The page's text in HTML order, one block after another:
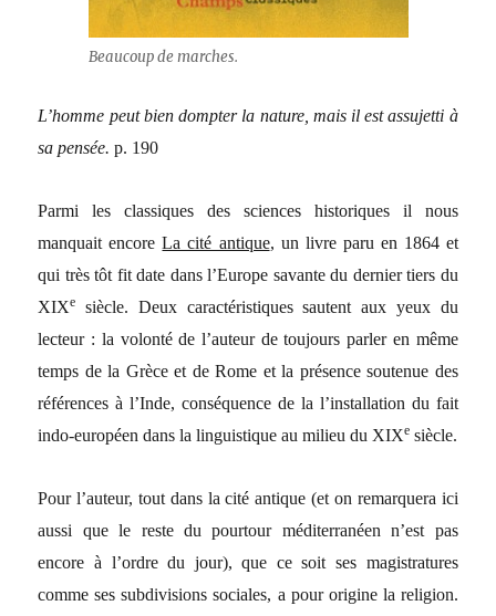
Beaucoup de marches.
L’homme peut bien dompter la nature, mais il est assujetti à
sa pensée. p. 190
Parmi les classiques des sciences historiques il nous
manquait encoreLa cité antique, un livre paru en 1864 et
qui très tôt fit date dans l’Europe savante du dernier tiers du
XIXe
siècle. Deux caractéristiques sautent aux yeux du
lecteur : la volonté de l’auteur de toujours parler en même
temps de la Grèce et de Rome et la présence soutenue des
références à l’Inde, conséquence de la l’installation du fait
indo-européen dans la linguistique au milieu du XIXe siècle.
Pour l’auteur, tout dans la cité antique (et on remarquera ici
aussi que le reste du pourtour méditerranéen n’est pas
encore à l’ordre du jour), que ce soit ses magistratures
comme ses subdivisions sociales, a pour origine la religion.